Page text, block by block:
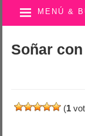
MENÚ &
Soñar
(1